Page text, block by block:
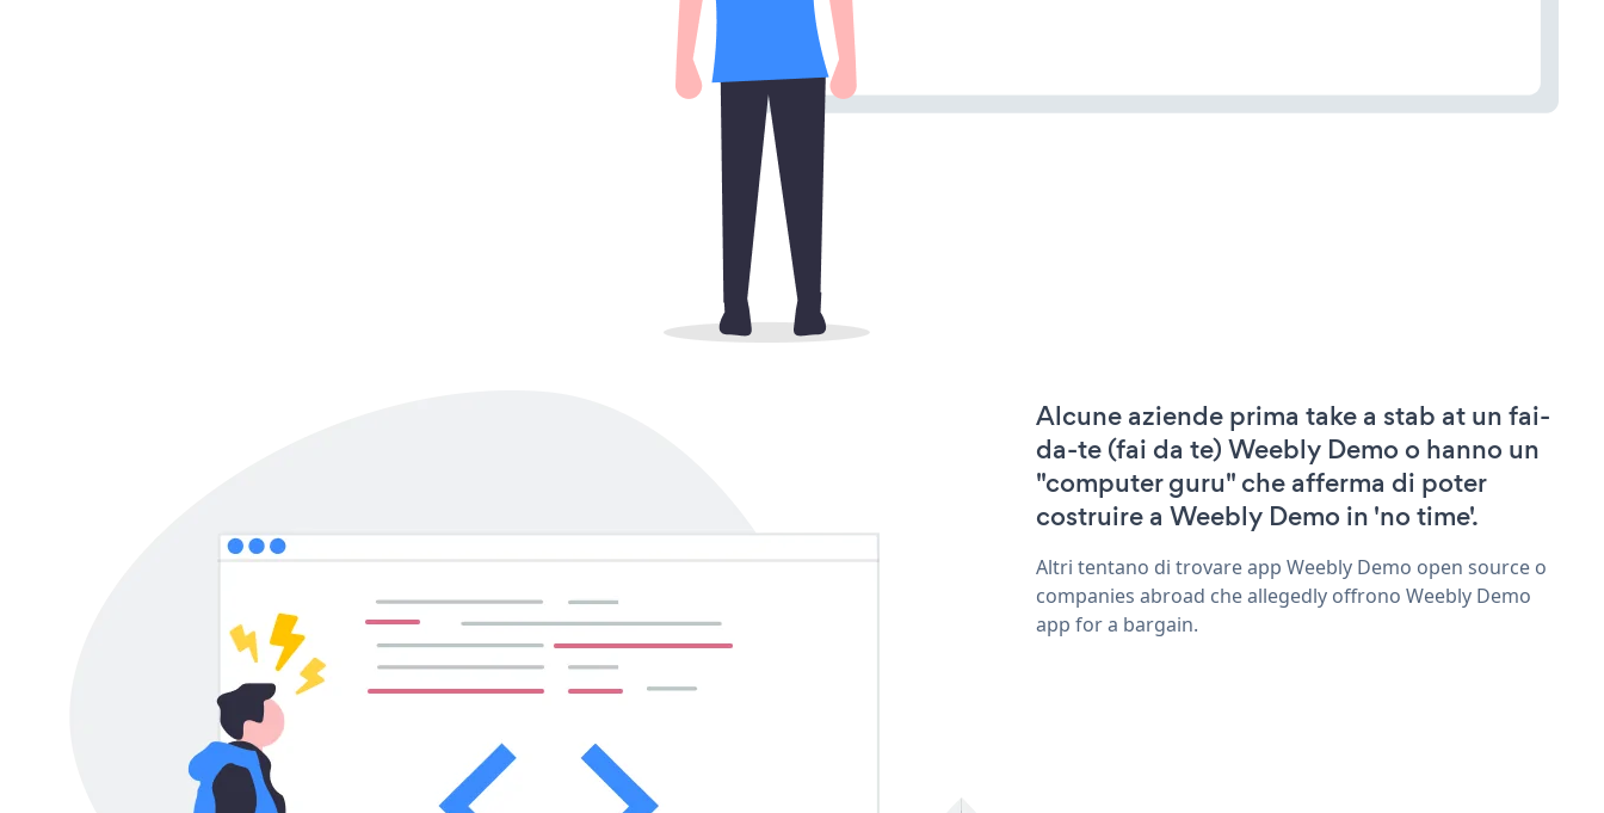
Alcune aziende prima take a stab at un fai-
da-te (fai da te) Weebly Demo o hanno un
"computer guru" che afferma di poter
costruire a Weebly Demo in 'no time'.
Altri tentano di trovare app Weebly Demo open source o
companies abroad che allegedly offrono Weebly Demo
app for a bargain.